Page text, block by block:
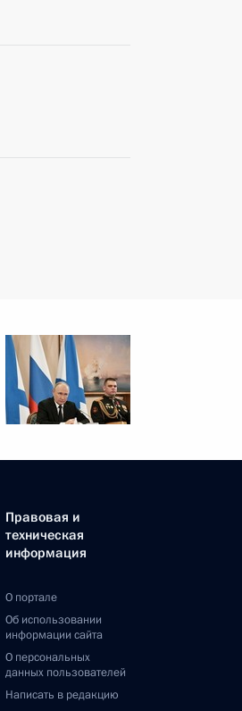
Правовая и
техническая
информация
О портале
Об использовании
информации сайта
О персональных
данных пользователей
Написать в редакцию